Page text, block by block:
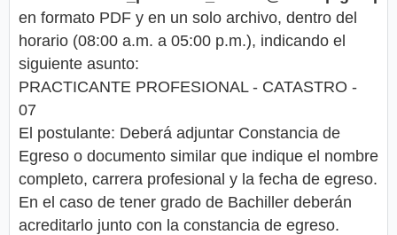
en formato PDF y en un solo archivo, dentro del
horario (08:00 a.m. a 05:00 p.m.), indicando el
siguiente asunto:
PRACTICANTE PROFESIONAL - CATASTRO -
07
El postulante: Deberá adjuntar Constancia de
Egreso o documento similar que indique el nombre
completo, carrera profesional y la fecha de egreso.
En el caso de tener grado de Bachiller deberán
acreditarlo junto con la constancia de egreso.